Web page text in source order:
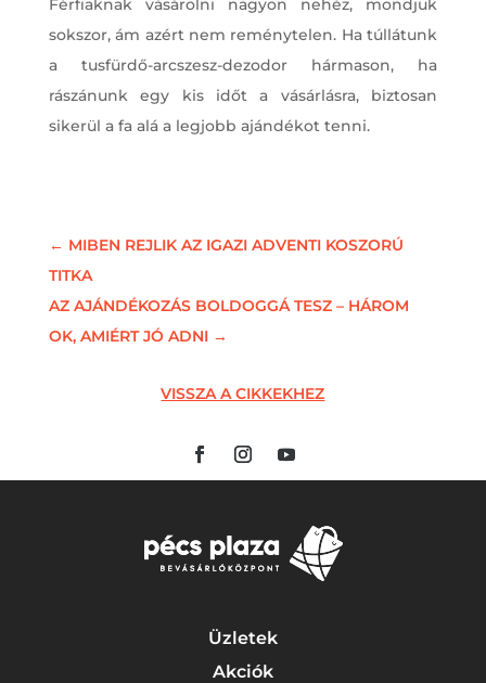
Férfiaknak vásárolni nagyon nehéz, mondjuk
sokszor, ám azért nem reménytelen. Ha túllátunk
a tusfürdő-arcszesz-dezodor hármason, ha
rászánunk egy kis időt a vásárlásra, biztosan
sikerül a fa alá a legjobb ajándékot tenni.
← MIBEN REJLIK AZ IGAZI ADVENTI KOSZORÚ
TITKA
AZ AJÁNDÉKOZÁS BOLDOGGÁ TESZ – HÁROM
OK, AMIÉRT JÓ ADNI→
VISSZA A CIKKEKHEZ
Üzletek
Akciók